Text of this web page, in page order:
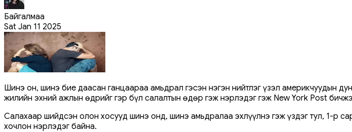
Байгалмаа
Sat Jan 11 2025
Шинэ он, шинэ бие даасан ганцаараа амьдрал гэсэн нэгэн нийтлэг үзэл америкчуудын
жилийн эхний ажлын өдрийг гэр бүл салалтын өдөр гэж нэрлэдэг гэж New York Post
Салахаар шийдсэн олон хосууд шинэ онд, шинэ амьдралаа эхлүүлнэ гэж үздэг тул, 1-р
хочлон нэрлэдэг байна.